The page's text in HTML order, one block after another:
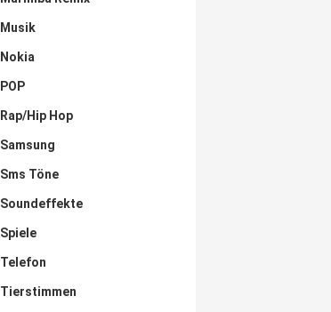
Musik
Nokia
POP
Rap/Hip Hop
Samsung
Sms Töne
Soundeffekte
Spiele
Telefon
Tierstimmen